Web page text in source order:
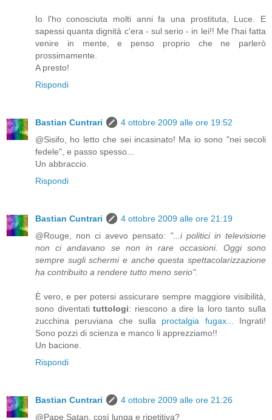
Io l'ho conosciuta molti anni fa una prostituta, Luce. E
sapessi quanta dignità c'era - sul serio - in lei!! Me l'hai fatta
venire in mente, e penso proprio che ne parlerò
prossimamente.
A presto!
Rispondi
Bastian Cuntrari
4 ottobre 2009 alle ore 19:52
@Sisifo, ho letto che sei incasinato! Ma io sono "nei secoli
fedele", e passo spesso...
Un abbraccio.
Rispondi
Bastian Cuntrari
4 ottobre 2009 alle ore 21:19
@Rouge, non ci avevo pensato: "...i politici in televisione
non ci andavano se non in rare occasioni. Oggi sono
sempre sugli schermi e anche questa spettacolarizzazione
ha contribuito a rendere tutto meno serio".
È vero, e per potersi assicurare sempre maggiore visibilità,
sono diventatituttologi: riescono a dire la loro tanto sulla
zucchina peruviana che sulla proctalgia fugax...
Ingrati!
Sono pozzi di scienza e manco li apprezziamo!!
Un bacione.
Rispondi
Bastian Cuntrari
4 ottobre 2009 alle ore 21:26
@Pape Satan, così lunga e ripetitiva?